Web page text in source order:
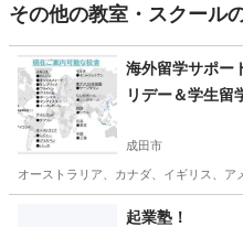
その他の教室・スクール
海外留学サポー
リデー＆学生留
成田市
オーストラリア、カナダ、イギリス、
その他
起業塾！